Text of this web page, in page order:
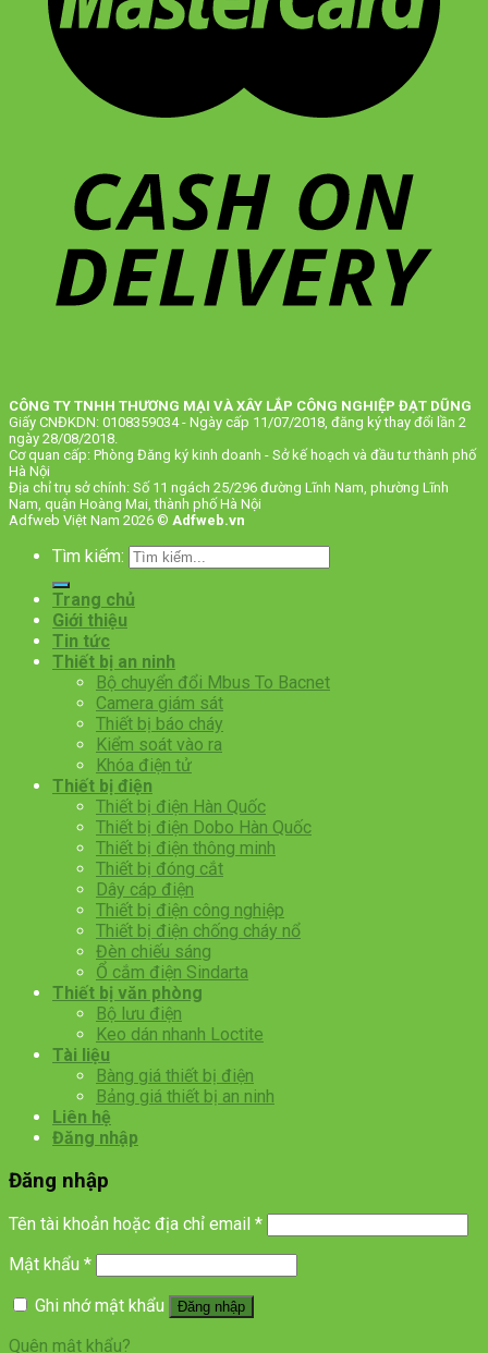
CÔNG TY TNHH THƯƠNG MẠI VÀ XÂY LẮP CÔNG NGHIỆP ĐẠT DŨNG
Giấy CNĐKDN: 0108359034 - Ngày cấp 11/07/2018, đăng ký thay đổi lần 2
ngày 28/08/2018.
Cơ quan cấp: Phòng Đăng ký kinh doanh - Sở kế hoạch và đầu tư thành phố
Hà Nội
Địa chỉ trụ sở chính: Số 11 ngách 25/296 đường Lĩnh Nam, phường Lĩnh
Nam, quận Hoàng Mai, thành phố Hà Nội
Adfweb Việt Nam 2026 © Adfweb.vn
Tìm kiếm:
Trang chủ
Giới thiệu
Tin tức
Thiết bị an ninh
Bộ chuyển đổi Mbus To Bacnet
Camera giám sát
Thiết bị báo cháy
Kiểm soát vào ra
Khóa điện tử
Thiết bị điện
Thiết bị điện Hàn Quốc
Thiết bị điện Dobo Hàn Quốc
Thiết bị điện thông minh
Thiết bị đóng cắt
Dây cáp điện
Thiết bị điện công nghiệp
Thiết bị điện chống cháy nổ
Đèn chiếu sáng
Ổ cắm điện Sindarta
Thiết bị văn phòng
Bộ lưu điện
Keo dán nhanh Loctite
Tài liệu
Bàng giá thiết bị điện
Bảng giá thiết bị an ninh
Liên hệ
Đăng nhập
Đăng nhập
Tên tài khoản hoặc địa chỉ email *
Mật khẩu *
Ghi nhớ mật khẩu
Đăng nhập
Quên mật khẩu?